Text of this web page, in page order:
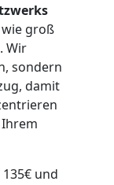
groß
Wir
sondern
damit
und